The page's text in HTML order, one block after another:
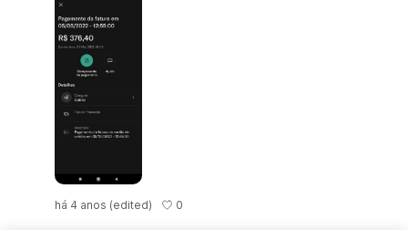
há 4 anos (edited) 0